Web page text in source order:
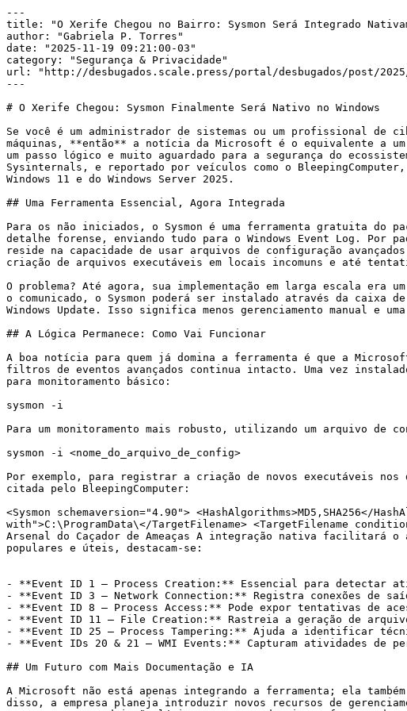
---
title: "O Xerife Chegou no Bairro: Sysmon Será Integrado
author: "Gabriela P. Torres"
date: "2025-11-19 09:21:00-03"
category: "Segurança & Privacidade"
url: "http://desbugados.scale.press/portal/desbugados/post/
---
# O Xerife Chegou: Sysmon Finalmente Será Nativo no Windows
Se você é um administrador de sistemas ou um profissional de
máquinas, **então** a notícia da Microsoft é o equivalente a um
um passo lógico e muito aguardado para a segurança do
Sysinternals, e reportado por veículos como o
Windows 11 e do Windows Server 2025.
## Uma Ferramenta Essencial, Agora Integrada
Para os não iniciados, o Sysmon é uma ferramenta gratuita do
detalhe forense, enviando tudo para o Windows Event Log. Por
reside na capacidade de usar arquivos de configuração
criação de arquivos executáveis em locais incomuns e até
O problema? Até agora, sua implementação em larga escala
o comunicado, o Sysmon poderá ser instalado através da caixa
Windows Update. Isso significa menos gerenciamento manual e
## A Lógica Permanece: Como Vai Funcionar
A boa notícia para quem já domina a ferramenta é que a
filtros de eventos avançados continua intacto. Uma vez instalado
para monitoramento básico:
sysmon -i
Para um monitoramento mais robusto, utilizando um arquivo de
sysmon -i <nome_do_arquivo_de_config>
Por exemplo, para registrar a criação de novos executáveis
citada pelo BleepingComputer:
<Sysmon schemaversion="4.90">
with">C:\ProgramData\</TargetFilename> <TargetFilename
Arsenal do Caçador de Ameaças A integração nativa facilitará
populares e úteis, destacam-se:
- **Event ID 1 – Process Creation:** Essencial para detectar
- **Event ID 3 – Network Connection:** Registra conexões de
- **Event ID 8 – Process Access:** Pode expor tentativas de
- **Event ID 11 – File Creation:** Rastreia a geração de
- **Event ID 25 – Process Tampering:** Ajuda a identificar
- **Event IDs 20 & 21 – WMI Events:** Capturam atividades de
## Um Futuro com Mais Documentação e IA
A Microsoft não está apenas integrando a ferramenta; ela
disso, a empresa planeja introduzir novos recursos de